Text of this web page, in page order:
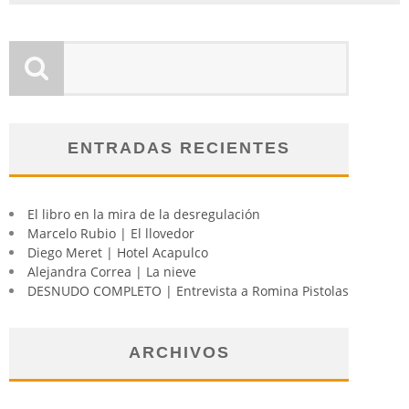
ENTRADAS RECIENTES
El libro en la mira de la desregulación
Marcelo Rubio | El llovedor
Diego Meret | Hotel Acapulco
Alejandra Correa | La nieve
DESNUDO COMPLETO | Entrevista a Romina Pistolas
ARCHIVOS